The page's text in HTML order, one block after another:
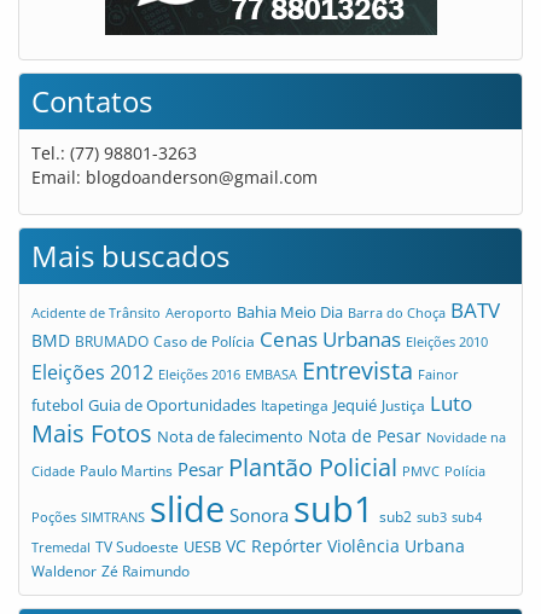
Contatos
Tel.: (77) 98801-3263
Email: blogdoanderson@gmail.com
Mais buscados
Acidente de Trânsito Aeroporto Bahia Meio Dia Barra do Choça BATV
BMD BRUMADO Caso de Polícia Cenas Urbanas Eleições 2010
Eleições 2012 Eleições 2016 EMBASA Entrevista Fainor
futebol Guia de Oportunidades Itapetinga Jequié Justiça Luto
Mais Fotos Nota de falecimento Nota de Pesar Novidade na
Cidade Paulo Martins Pesar Plantão Policial PMVC Polícia
Poções SIMTRANS slide Sonora sub1 sub2 sub3 sub4
Tremedal TV Sudoeste UESB VC Repórter Violência Urbana
Waldenor Zé Raimundo